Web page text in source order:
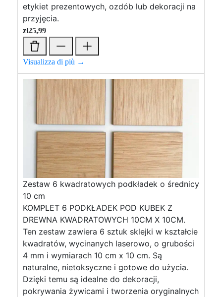
etykiet prezentowych, ozdób lub dekoracji na
przyjęcia.
zł25,99
Visualizza di più →
Zestaw 6 kwadratowych podkładek o średnicy
10 cm
KOMPLET 6 PODKŁADEK POD KUBEK Z
DREWNA KWADRATOWYCH 10CM X 10CM.
Ten zestaw zawiera 6 sztuk sklejki w kształcie
kwadratów, wycinanych laserowo, o grubości
4 mm i wymiarach 10 cm x 10 cm. Są
naturalne, nietoksyczne i gotowe do użycia.
Dzięki temu są idealne do dekoracji,
pokrywania żywicami i tworzenia oryginalnych